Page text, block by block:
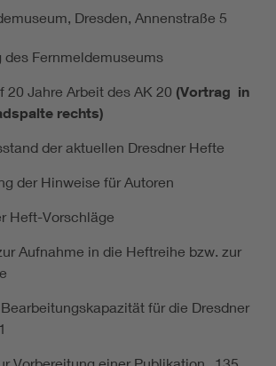
Dresden, Annenstraße 5
des Fernmeldemuseums
20 Jahre Arbeit des AK 20 (Vortrag in
rechts)
der aktuellen Dresdner Hefte
der Hinweise für Autoren
Heft-Vorschläge
Aufnahme in die Heftreihe bzw. zur
für die Dresdner